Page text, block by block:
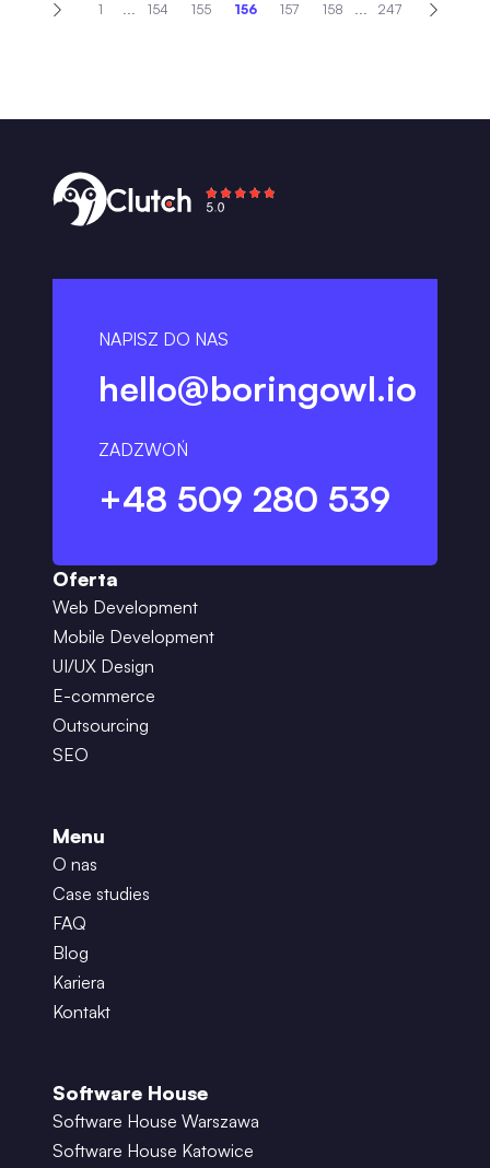
1 ... 154 155 156 157 158 ... 247
NAPISZ DO NAS
hello@boringowl.io
ZADZWOŃ
+48 509 280 539
Oferta
Web Development
Mobile Development
UI/UX Design
E-commerce
Outsourcing
SEO
Menu
O nas
Case studies
FAQ
Blog
Kariera
Kontakt
Software House
Software House Warszawa
Software House Katowice